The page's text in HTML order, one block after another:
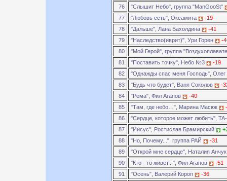
76
"Слышит Небо", группа "ManGooSt"
77
"Любовь есть", Оксамита
-19
78
"Дальше", Лана Бахолдина
-41
79
"Наследство(иврит)", Ури Горен
-
80
"Мой Герой", группа
81
"Поставить точку", Небо №3
-19
82
"Однажды спас меня Господь",
83
"Будь что будет", Ваня Соколов
-
84
"Рема", Фил Агапов
-40
85
"Там, где небо…", Марина Масюк
86
"Сердце, которое может любить",
87
"Иисус", Ростислав Брамирский
88
"Но, Почему...", группа РАЙ
-31
89
"Открой мне сердце", Наталия
90
"Кто - то живет...", Фил Агапов
-51
91
"Осень", Валерий Короп
-36